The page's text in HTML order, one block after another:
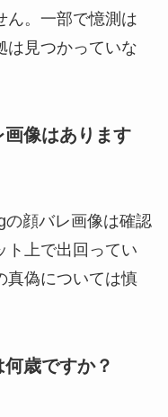
ん。一部で憶測は
は見つかっていな
像はあります
顔バレ画像は確認
ト上で出回ってい
真偽については慎
歳ですか？